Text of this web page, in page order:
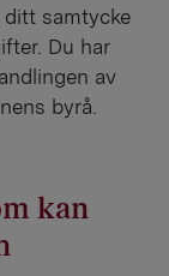
ditt samtycke
Du har
av
byrå.
kan